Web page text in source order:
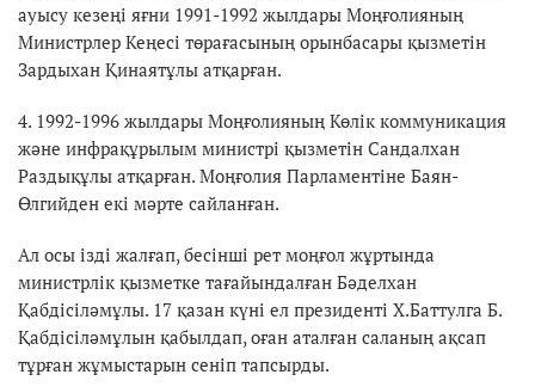
ауысу кезеңі яғни 1991-1992 жылдары Моңғолияның
Министрлер Кеңесі төрағасының орынбасары қызметін
Зардыхан Қинаятұлы атқарған.
4. 1992-1996 жылдары Моңғолияның Көлік коммуникация
және инфрақұрылым министрі қызметін Сандалхан
Раздықұлы атқарған. Моңғолия Парламентіне Баян-
Өлгийден екі мәрте сайланған.
Ал осы ізді жалғап, бесінші рет моңғол жұртында
министрлік қызметке тағайындалған Бәделхан
Қабдісіләмұлы. 17 қазан күні ел президенті Х.Баттулга Б.
Қабдісіләмұлын қабылдап, оған аталған саланың ақсап
тұрған жұмыстарын сеніп тапсырды.